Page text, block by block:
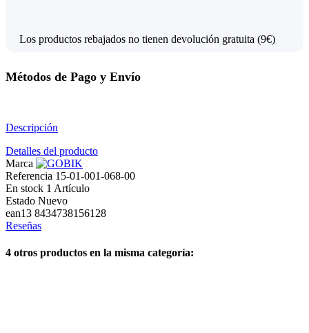
Los productos rebajados no tienen devolución gratuita (9€)
Métodos de Pago y Envío
Descripción
Detalles del producto
Marca
Referencia 15-01-001-068-00
En stock 1 Artículo
Estado Nuevo
ean13 8434738156128
Reseñas
4 otros productos en la misma categoría: